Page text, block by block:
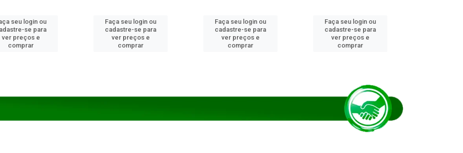
seu login ou
se para
ver preços e
comprar
Faça seu login ou
cadastre-se para
ver preços e
comprar
Faça seu login ou
cadastre-se para
ver preços e
comprar
Faça seu login ou
cadastre-se para
ver preços e
comprar